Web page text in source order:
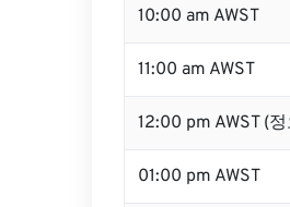
10:00 am AWST
11:00 am AWST
12:00 pm AWST (
01:00 pm AWST